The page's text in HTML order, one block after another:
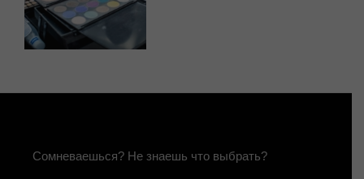
Сомневаешься? Не знаешь что выбрать?